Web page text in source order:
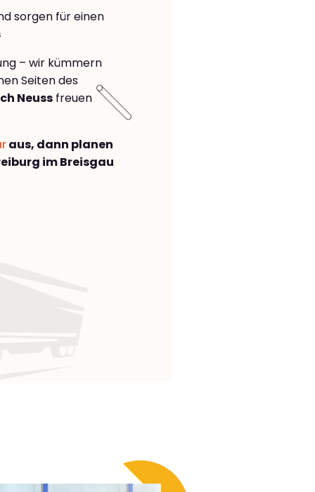
sorgen für einen
– wir kümmern
Seiten des
Neuss freuen
aus, dann planen
im Breisgau